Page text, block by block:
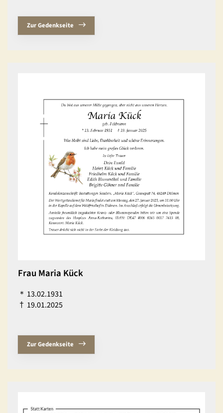
Zur Gedenkseite
Frau Maria Kück
＊ 13.02.1931
† 19.01.2025
Zur Gedenkseite